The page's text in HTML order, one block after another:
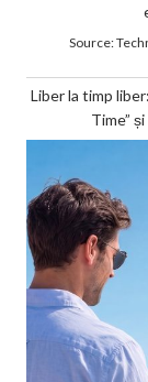
Source:
Liber la timp
Time”